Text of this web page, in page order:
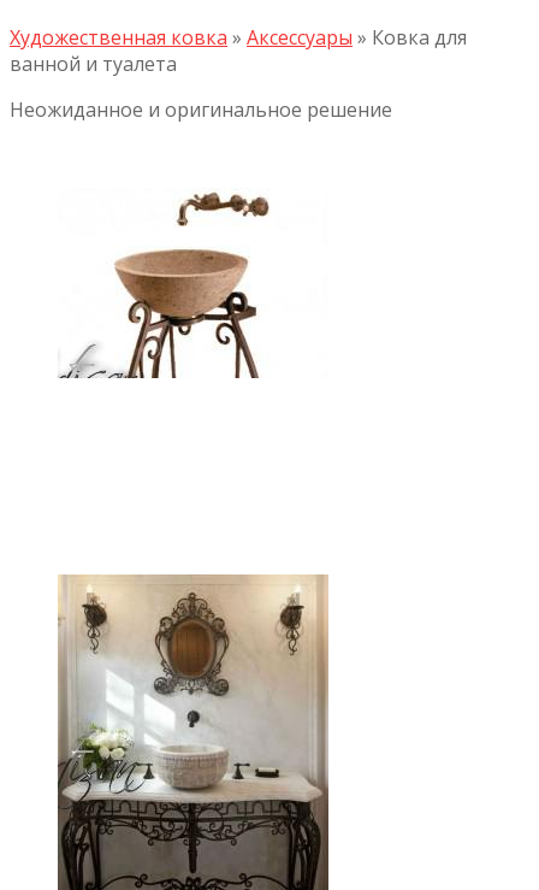
Художественная ковка » Аксессуары » Ковка для
ванной и туалета
Неожиданное и оригинальное решение